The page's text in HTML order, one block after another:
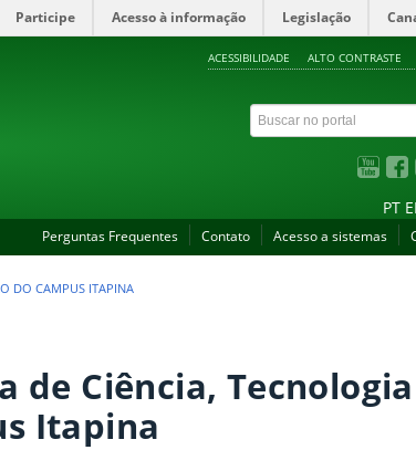
Participe Acesso à informação Legislação
ACESSIBILIDADE ALTO CONTRASTE
PT
Perguntas Frequentes Contato Acesso a sistemas
DO CAMPUS ITAPINA
de Ciência,
Itapina